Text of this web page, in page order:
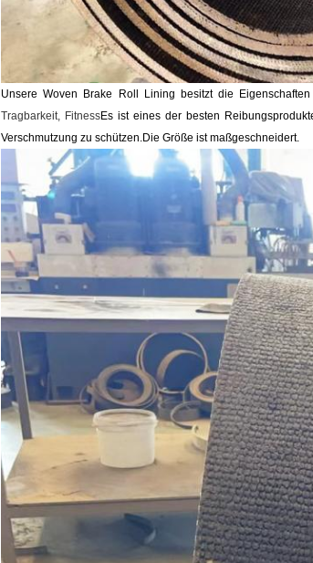
Unsere Woven Brake Roll Lining besitzt die Eigenschaften
Tragbarkeit, FitnessEs ist eines der besten
Verschmutzung zu schützen.Die Größe ist maßgeschneidert.